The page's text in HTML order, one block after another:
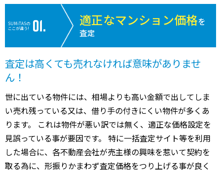
SUMiTASの
ここが違う!
適正なマンション価格を
査定
査定は高くても売れなければ意味がありませ
ん！
世に出ている物件には、相場よりも高い金額で出してしま
い売れ残っている又は、借り手の付きにくい物件が多くあ
ります。 これは物件が悪い訳では無く、適正な価格設定を
見誤っている事が要因です。 特に一括査定サイト等を利用
した場合に、各不動産会社が売主様の興味を惹いて契約を
取る為に、形振りかまわず査定価格をつり上げる事が良く